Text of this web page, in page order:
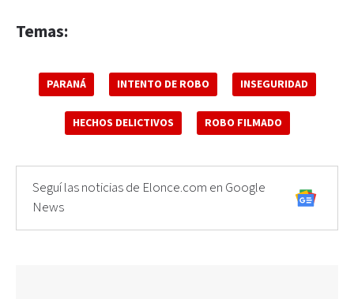
Temas:
PARANÁ INTENTO DE ROBO INSEGURIDAD
HECHOS DELICTIVOS ROBO FILMADO
Seguí las noticias de Elonce.com en Google
News